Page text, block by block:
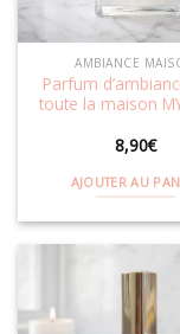
AMBIANCE
Parfum
toute la maison
8,90€
AJOUTER AU